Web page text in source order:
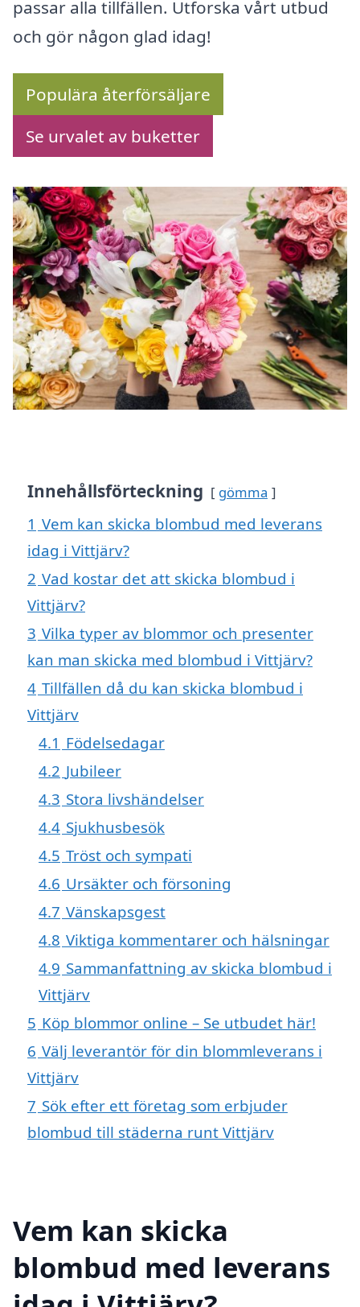
passar alla tillfällen. Utforska vårt utbud
och gör någon glad idag!
Populära återförsäljare
Se urvalet av buketter
Innehållsförteckning gömma
1 Vem kan skicka blombud med leverans
idag i Vittjärv?
2 Vad kostar det att skicka blombud i
Vittjärv?
3 Vilka typer av blommor och presenter
kan man skicka med blombud i Vittjärv?
4 Tillfällen då du kan skicka blombud i
Vittjärv
4.1 Födelsedagar
4.2 Jubileer
4.3 Stora livshändelser
4.4 Sjukhusbesök
4.5 Tröst och sympati
4.6 Ursäkter och försoning
4.7 Vänskapsgest
4.8 Viktiga kommentarer och hälsningar
4.9 Sammanfattning av skicka blombud i
Vittjärv
5 Köp blommor online – Se utbudet här!
6 Välj leverantör för din blommleverans i
Vittjärv
7 Sök efter ett företag som erbjuder
blombud till städerna runt Vittjärv
Vem kan skicka
blombud med leverans